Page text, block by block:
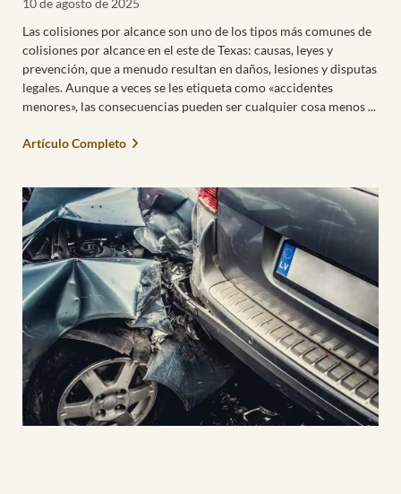
10 de agosto de 2025
Las colisiones por alcance son uno de los tipos más comunes de
colisiones por alcance en el este de Texas: causas, leyes y
prevención, que a menudo resultan en daños, lesiones y disputas
legales. Aunque a veces se les etiqueta como «accidentes
menores», las consecuencias pueden ser cualquier cosa menos
Artículo Completo